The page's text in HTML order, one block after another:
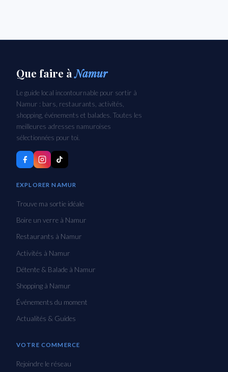
Que faire àNamur
Le guide local incontournable pour sortir à
Namur : bars, restaurants, activités,
shopping, événements et balades. Toutes les
meilleures adresses namuroises
sélectionnées pour toi.
EXPLORER NAMUR
Trouve ma sortie idéale
Boire un verre à Namur
Restaurants à Namur
Activités à Namur
Détente & Balade à Namur
Shopping à Namur
Événements du moment
Actualités & Guides
VOTRE COMMERCE
Rejoindre le réseau